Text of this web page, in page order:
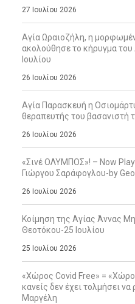
27 Ιουλίου 2026
Αγία Ωραιοζήλη, η
ακολούθησε το κήρυγμα
Ιουλίου
26 Ιουλίου 2026
Αγία Παρασκευή η
θεραπευτής του βασανιστή
26 Ιουλίου 2026
«Σινέ ΟΛΥΜΠΟΣ»! – Now
Γιώργου Σαράφογλου-by
26 Ιουλίου 2026
Κοίμηση της Αγίας Άννας
Θεοτόκου-25 Ιουλίου
25 Ιουλίου 2026
«Χώρος Covid Free» =
κανείς δεν έχει τολμήσει
Μαργέλη